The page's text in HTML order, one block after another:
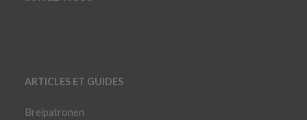
ARTICLES ET GUIDES
Breipatronen